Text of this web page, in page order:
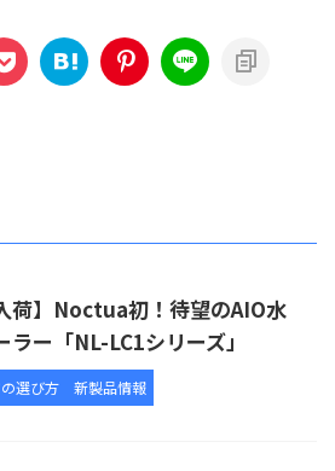
荷】Noctua初！待望のAIO水
ラー「NL-LC1シリーズ」
選び方 新製品情報